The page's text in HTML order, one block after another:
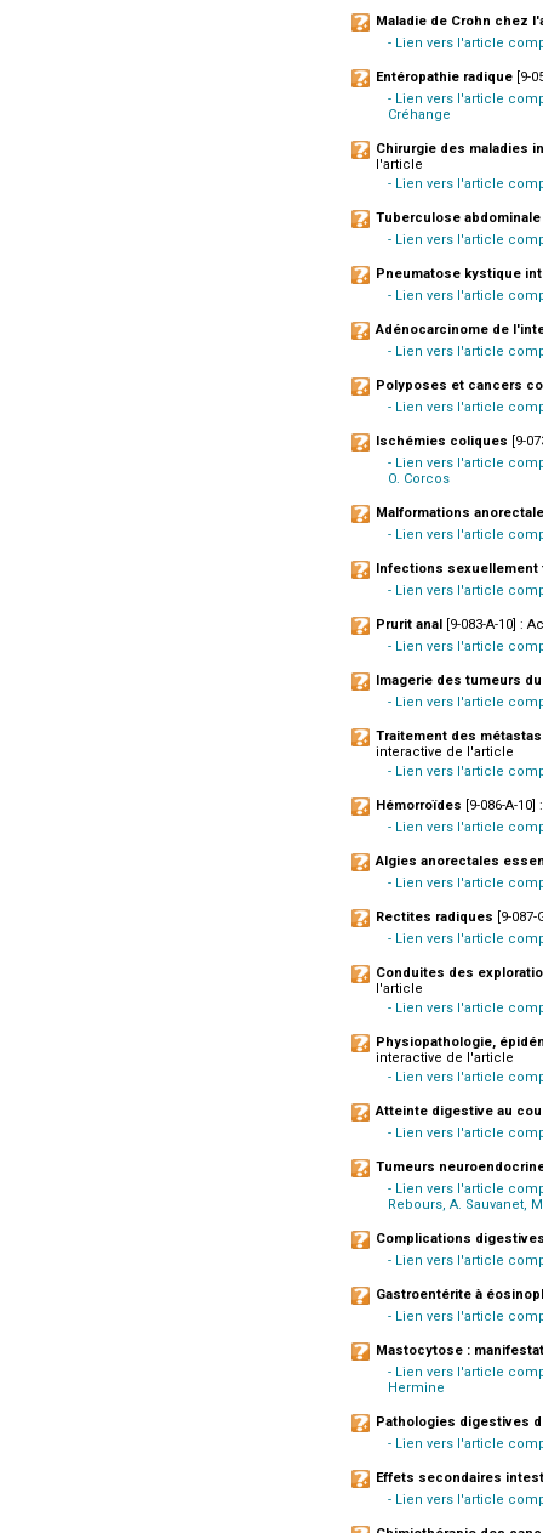
Maladie de Crohn chez
- Lien vers l'article
Entéropathie radique [9-
- Lien vers l'article
Créhange
Chirurgie des maladies
l'article
- Lien vers l'article
Tuberculose abdominale
- Lien vers l'article
Pneumatose kystique
- Lien vers l'article
Adénocarcinome de
- Lien vers l'article
Polyposes et cancers
- Lien vers l'article
Ischémies coliques [9-
- Lien vers l'article
O. Corcos
Malformations
- Lien vers l'article
Infections
- Lien vers l'article
Prurit anal [9-083-A-10] :
- Lien vers l'article
Imagerie des tumeurs
- Lien vers l'article
Traitement des
interactive de l'article
- Lien vers l'article
Hémorroïdes [9-086-A-
- Lien vers l'article
Algies anorectales
- Lien vers l'article
Rectites radiques [9-
- Lien vers l'article
Conduites des
l'article
- Lien vers l'article
Physiopathologie,
interactive de l'article
- Lien vers l'article
Atteinte digestive au
- Lien vers l'article
Tumeurs
- Lien vers l'article
Rebours, A. Sauvanet,
Complications
- Lien vers l'article
Gastroentérite à
- Lien vers l'article
Mastocytose :
- Lien vers l'article
Hermine
Pathologies digestives
- Lien vers l'article
Effets secondaires
- Lien vers l'article